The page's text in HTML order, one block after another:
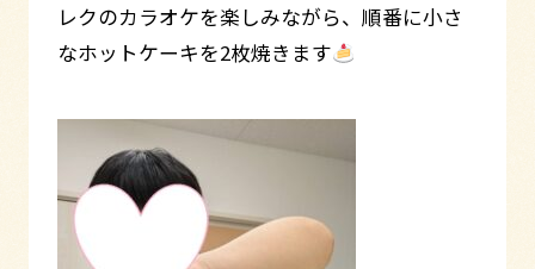
レクのカラオケを楽しみながら、順番に小さ
なホットケーキを2枚焼きます